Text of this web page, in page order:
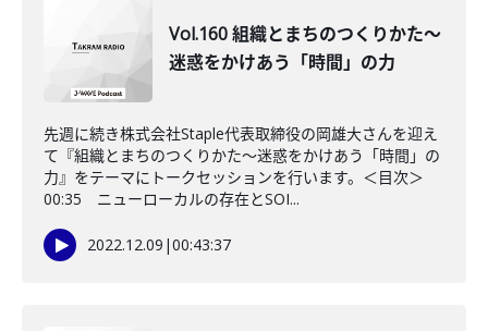
Vol.160 組織とまちのつくりかた～
迷惑をかけあう「時間」の力
先週に続き株式会社Staple代表取締役の岡雄大さんを迎え
て『組織とまちのつくりかた～迷惑をかけあう「時間」の
力』をテーマにトークセッションを行います。＜目次＞
00:35 ニューローカルの存在とSOI...
2022.12.09 |00:43:37